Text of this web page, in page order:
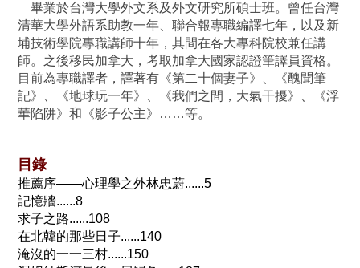
畢業於台灣大學外文系及外文研究所碩士班。曾任台灣
清華大學外語系助教一年、聯合報專職編譯七年，以及新
埔技術學院專職講師十年，其間在各大專科院校兼任講
師。之後移民加拿大，考取加拿大國家認證筆譯員資格。
目前為專職譯者，譯著有《第二十個妻子》、《醜聞筆
記》、《地球玩一年》、《我們之間，大氣干擾》、《浮
華陷阱》和《影子公主》……等。
目錄
推薦序——心理學之外林忠蔚......5
記憶牆......8
求子之路......108
在北韓的那些日子......140
淹沒的一一三村......150